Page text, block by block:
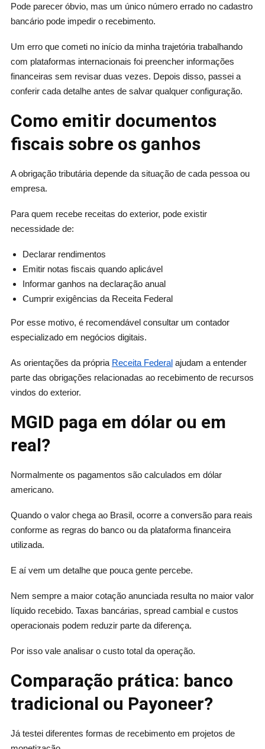
Pode parecer óbvio, mas um único número errado no cadastro
bancário pode impedir o recebimento.
Um erro que cometi no início da minha trajetória trabalhando
com plataformas internacionais foi preencher informações
financeiras sem revisar duas vezes. Depois disso, passei a
conferir cada detalhe antes de salvar qualquer configuração.
Como emitir documentos
fiscais sobre os ganhos
A obrigação tributária depende da situação de cada pessoa ou
empresa.
Para quem recebe receitas do exterior, pode existir
necessidade de:
Declarar rendimentos
Emitir notas fiscais quando aplicável
Informar ganhos na declaração anual
Cumprir exigências da Receita Federal
Por esse motivo, é recomendável consultar um contador
especializado em negócios digitais.
As orientações da própria Receita Federalajudam a entender
parte das obrigações relacionadas ao recebimento de recursos
vindos do exterior.
MGID paga em dólar ou em
real?
Normalmente os pagamentos são calculados em dólar
americano.
Quando o valor chega ao Brasil, ocorre a conversão para reais
conforme as regras do banco ou da plataforma financeira
utilizada.
E aí vem um detalhe que pouca gente percebe.
Nem sempre a maior cotação anunciada resulta no maior valor
líquido recebido. Taxas bancárias, spread cambial e custos
operacionais podem reduzir parte da diferença.
Por isso vale analisar o custo total da operação.
Comparação prática: banco
tradicional ou Payoneer?
Já testei diferentes formas de recebimento em projetos de